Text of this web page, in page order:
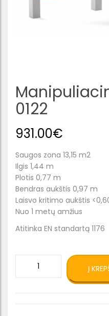
0122
931.00€
Saugos zona 13,15 m2
Ilgis 1,44 m
Plotis 0,77 m
Bendras aukštis 0,97 m
Laisvo kritimo aukštis
Nuo 1 metų amžius
Atitinka EN standartą 1176
sienelė
0122
Į